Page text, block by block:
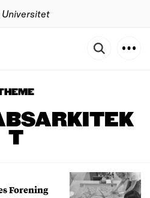
Universitet
T
Forening